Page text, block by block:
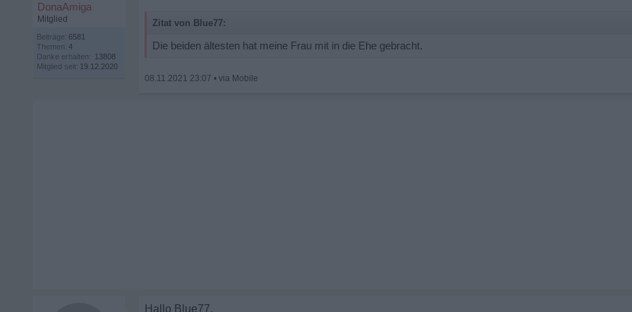
DonaAmiga
Mitglied
Beiträge: 6581
Themen: 4
Danke erhalten: 13808
Mitglied seit: 19.12.2020
Zitat von Blue77:
Die beiden ältesten hat meine Frau mit in die Ehe gebracht.
08.11.2021 23:07 •